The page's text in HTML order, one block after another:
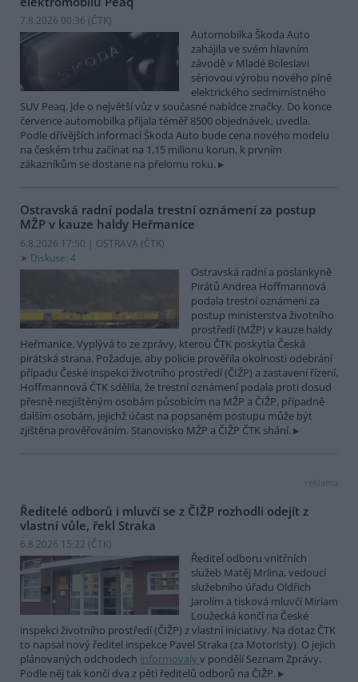
7.8.2026 00:36 (ČTK)
Automobilka Škoda Auto
zahájila ve svém hlavním
závodě v Mladé Boleslavi
sériovou výrobu nového plně
elektrického sedmimístného
SUV Peaq. Jde o největší vůz v současné nabídce značky. Do konce
července automobilka přijala téměř 8500 objednávek, uvedla.
Podle dřívějších informací Škoda Auto bude cena nového modelu
na českém trhu začínat na 1,15 milionu korun, k prvním
zákazníkům se dostane na přelomu roku.
Ostravská radní podala trestní oznámení za postup
MŽP v kauze haldy Heřmanice
6.8.2026 17:50 | OSTRAVA (ČTK)
Diskuse: 4
Ostravská radní a poslankyně
Pirátů Andrea Hoffmannová
podala trestní oznámení za
postup ministerstva životního
prostředí (MŽP) v kauze haldy
Heřmanice. Vyplývá to ze zprávy, kterou ČTK poskytla Česká
pirátská strana. Požaduje, aby policie prověřila okolnosti odebrání
případu České inspekci životního prostředí (ČIŽP) a zastavení řízení.
Hoffmannová ČTK sdělila, že trestní oznámení podala proti dosud
přesně nezjištěným osobám působícím na MŽP a ČIŽP, případně
dalším osobám, jejichž účast na popsaném postupu může být
zjištěna prověřováním. Stanovisko MŽP a ČIŽP ČTK shání.
reklama
Ředitelé odborů i mluvčí se z ČIŽP rozhodli odejít z
vlastní vůle, řekl Straka
6.8.2026 15:22 (ČTK)
Ředitel odboru vnitřních
služeb Matěj Mrlina, vedoucí
služebního úřadu Oldřich
Jarolím a tisková mluvčí Miriam
Loužecká končí na České
inspekci životního prostředí (ČIŽP) z vlastní iniciativy. Na dotaz ČTK
to napsal nový ředitel inspekce Pavel Straka (za Motoristy). O jejich
plánovaných odchodech informovaly v pondělí Seznam Zprávy.
Podle něj tak končí dva z pěti ředitelů odborů na ČIŽP.